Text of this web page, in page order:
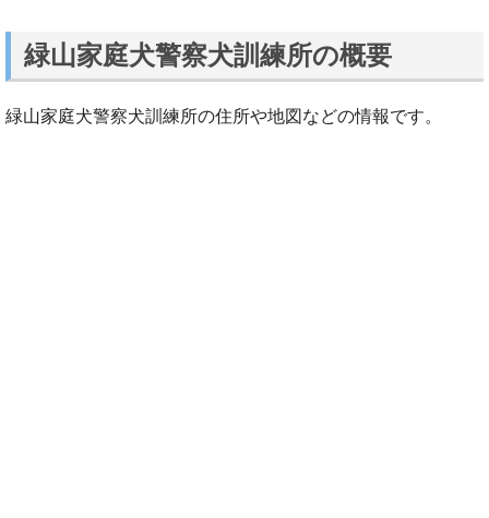
緑山家庭犬警察犬訓練所の概要
緑山家庭犬警察犬訓練所の住所や地図などの情報です。